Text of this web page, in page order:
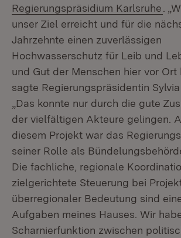
Regierungspräsidium Karlsruhe
.
unser Ziel erreicht und für die
Jahrzehnte einen zuverlässigen
Hochwasserschutz für Leib und
und Gut der Menschen hier vor Ort
sagte Regierungspräsidentin Sylvia
„Das konnte nur durch die gute
der vielfältigen Akteure gelingen.
diesem Projekt war das
seiner Rolle als
Die fachliche, regionale
zielgerichtete Steuerung bei
überregionaler Bedeutung sind
Aufgaben meines Hauses. Wir
Scharnierfunktion zwischen